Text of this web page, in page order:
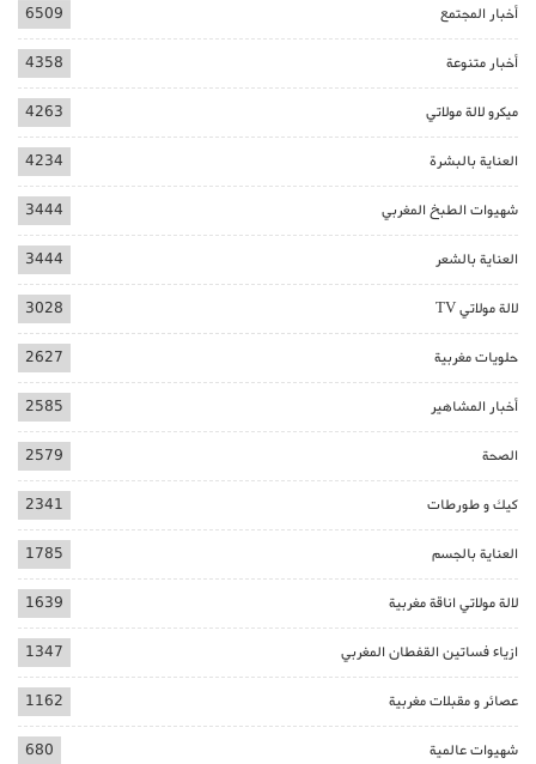
أخبار المجتمع 6509
أخبار متنوعة 4358
ميكرو لالة مولاتي 4263
العناية بالبشرة 4234
شهيوات الطبخ المغربي 3444
العناية بالشعر 3444
لالة مولاتي TV 3028
حلويات مغربية 2627
أخبار المشاهير 2585
الصحة 2579
كيك و طورطات 2341
العناية بالجسم 1785
لالة مولاتي اناقة مغربية 1639
ازياء فساتين القفطان المغربي 1347
عصائر و مقبلات مغربية 1162
شهيوات عالمية 680